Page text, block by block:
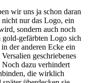
wir uns ja schon daran
nur das Logo, ein
sondern auch noch
gold-gefärbten Logo sich
der anderen Ecke ein
geschriebenes
Noch dazu verhindert
die wirklich